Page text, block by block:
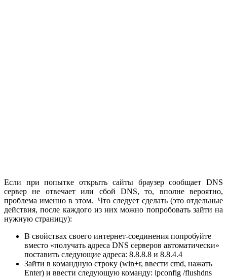
Если при попытке открыть сайты браузер сообщает DNS
сервер не отвечает или сбой DNS, то, вполне вероятно,
проблема именно в этом. Что следует сделать (это отдельные
действия, после каждого из них можно попробовать зайти на
нужную страницу):
В свойствах своего интернет-соединения попробуйте
вместо «получать адреса DNS серверов автоматически»
поставить следующие адреса: 8.8.8.8 и 8.8.4.4
Зайти в командную строку (win+r, ввести cmd, нажать
Enter) и ввести следующую команду: ipconfig /flushdns